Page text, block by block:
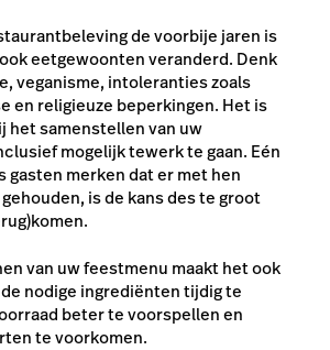
de voorbije jaren is
eetgewoonten veranderd. Denk
veganisme, intoleranties zoals
en religieuze beperkingen. Het is
het samenstellen van uw
mogelijk tewerk te gaan. Eén
gasten merken dat er met hen
is de kans des te groot
van uw feestmenu maakt het ook
nodige ingrediënten tijdig te
beter te voorspellen en
te voorkomen.